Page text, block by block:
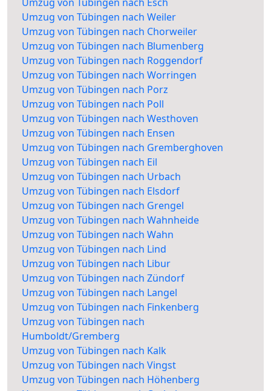
Umzug von Tübingen nach Weiler
Umzug von Tübingen nach Chorweiler
Umzug von Tübingen nach Blumenberg
Umzug von Tübingen nach Roggendorf
Umzug von Tübingen nach Worringen
Umzug von Tübingen nach Porz
Umzug von Tübingen nach Poll
Umzug von Tübingen nach Westhoven
Umzug von Tübingen nach Ensen
Umzug von Tübingen nach Gremberghoven
Umzug von Tübingen nach Eil
Umzug von Tübingen nach Urbach
Umzug von Tübingen nach Elsdorf
Umzug von Tübingen nach Grengel
Umzug von Tübingen nach Wahnheide
Umzug von Tübingen nach Wahn
Umzug von Tübingen nach Lind
Umzug von Tübingen nach Libur
Umzug von Tübingen nach Zündorf
Umzug von Tübingen nach Langel
Umzug von Tübingen nach Finkenberg
Umzug von Tübingen nach
Humboldt/Gremberg
Umzug von Tübingen nach Kalk
Umzug von Tübingen nach Vingst
Umzug von Tübingen nach Höhenberg